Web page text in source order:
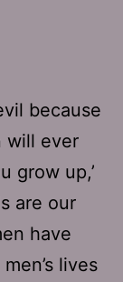
because
will ever
grow up,’
are our
have
lives